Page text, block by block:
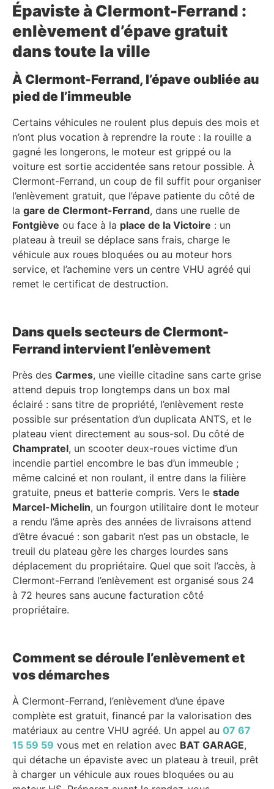
Épaviste à Clermont-Ferrand :
enlèvement d’épave gratuit
dans toute la ville
À Clermont-Ferrand, l’épave oubliée au
pied de l’immeuble
Certains véhicules ne roulent plus depuis des mois et
n’ont plus vocation à reprendre la route : la rouille a
gagné les longerons, le moteur est grippé ou la
voiture est sortie accidentée sans retour possible. À
Clermont-Ferrand, un coup de fil suffit pour organiser
l’enlèvement gratuit, que l’épave patiente du côté de
la gare de Clermont-Ferrand, dans une ruelle de
Fontgiève ou face à la place de la Victoire : un
plateau à treuil se déplace sans frais, charge le
véhicule aux roues bloquées ou au moteur hors
service, et l’achemine vers un centre VHU agréé qui
remet le certificat de destruction.
Dans quels secteurs de Clermont-
Ferrand intervient l’enlèvement
Près des Carmes, une vieille citadine sans carte grise
attend depuis trop longtemps dans un box mal
éclairé : sans titre de propriété, l’enlèvement reste
possible sur présentation d’un duplicata ANTS, et le
plateau vient directement au sous-sol. Du côté de
Champratel, un scooter deux-roues victime d’un
incendie partiel encombre le bas d’un immeuble ;
même calciné et non roulant, il entre dans la filière
gratuite, pneus et batterie compris. Vers le stade
Marcel-Michelin, un fourgon utilitaire dont le moteur
a rendu l’âme après des années de livraisons attend
d’être évacué : son gabarit n’est pas un obstacle, le
treuil du plateau gère les charges lourdes sans
déplacement du propriétaire. Quel que soit l’accès, à
Clermont-Ferrand l’enlèvement est organisé sous 24
à 72 heures sans aucune facturation côté
propriétaire.
Comment se déroule l’enlèvement et
vos démarches
À Clermont-Ferrand, l’enlèvement d’une épave
complète est gratuit, financé par la valorisation des
matériaux au centre VHU agréé. Un appel au 07 67
15 59 59 vous met en relation avec BAT GARAGE,
qui détache un épaviste avec un plateau à treuil, prêt
à charger un véhicule aux roues bloquées ou au